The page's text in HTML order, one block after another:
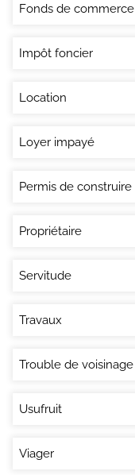
Fonds de commerce
Impôt foncier
Location
Loyer impayé
Permis de construire
Propriétaire
Servitude
Travaux
Trouble de voisinage
Usufruit
Viager